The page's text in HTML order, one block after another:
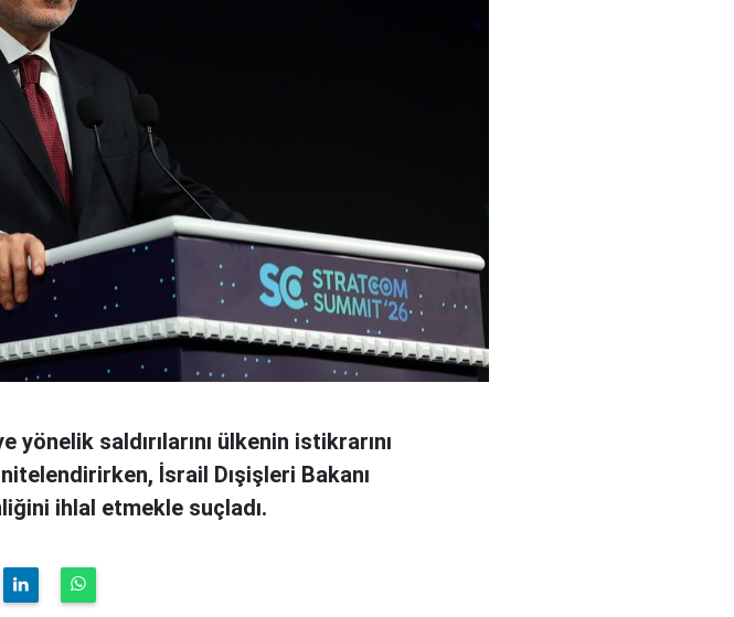
saldırılarını ülkenin istikrarını
İsrail Dışişleri Bakanı
ihlal etmekle suçladı.